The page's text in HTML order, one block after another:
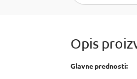
Glavne prednosti: